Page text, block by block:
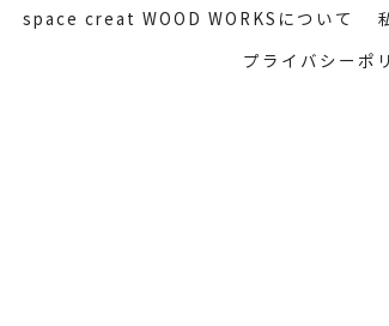
space creat WOOD WORKSについて
プライバシーポ